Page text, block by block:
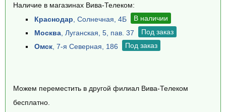
Наличие в магазинах Вива-Телеком:
Краснодар , Солнечная, 4Б
В наличии
Москва , Луганская, 5, пав. 37
Под заказ
Омск , 7-я Северная, 186 Под заказ
Можем переместить в другой филиал Вива-Телеком
бесплатно.